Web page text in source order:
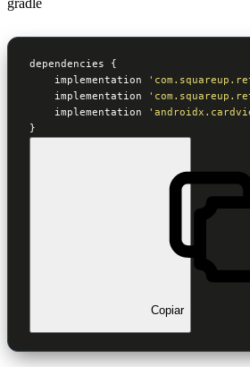
gradle
dependencies {
    implementation
    implementation
    implementation
}
Copiar